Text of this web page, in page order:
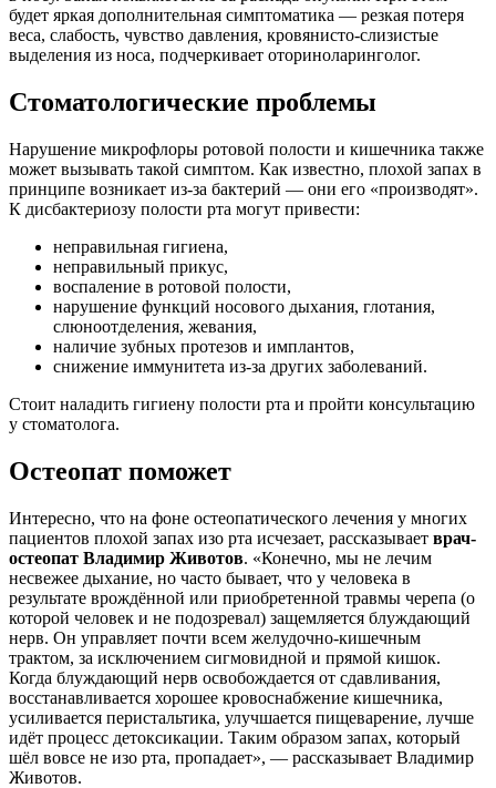
будет яркая дополнительная симптоматика — резкая потеря
веса, слабость, чувство давления, кровянисто-слизистые
выделения из носа, подчеркивает оториноларинголог.
Стоматологические проблемы
Нарушение микрофлоры ротовой полости и кишечника также
может вызывать такой симптом. Как известно, плохой запах в
принципе возникает из-за бактерий — они его «производят».
К дисбактериозу полости рта могут привести:
неправильная гигиена,
неправильный прикус,
воспаление в ротовой полости,
нарушение функций носового дыхания, глотания,
слюноотделения, жевания,
наличие зубных протезов и имплантов,
снижение иммунитета из-за других заболеваний.
Стоит наладить гигиену полости рта и пройти консультацию
у стоматолога.
Остеопат поможет
Интересно, что на фоне остеопатического лечения у многих
пациентов плохой запах изо рта исчезает, рассказывает врач-
остеопат Владимир Животов. «Конечно, мы не лечим
несвежее дыхание, но часто бывает, что у человека в
результате врождённой или приобретенной травмы черепа (о
которой человек и не подозревал) защемляется блуждающий
нерв. Он управляет почти всем желудочно-кишечным
трактом, за исключением сигмовидной и прямой кишок.
Когда блуждающий нерв освобождается от сдавливания,
восстанавливается хорошее кровоснабжение кишечника,
усиливается перистальтика, улучшается пищеварение, лучше
идёт процесс детоксикации. Таким образом запах, который
шёл вовсе не изо рта, пропадает», — рассказывает Владимир
Животов.